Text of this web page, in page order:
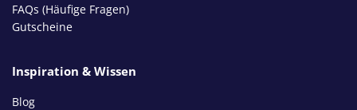
FAQs (Häufige Fragen)
Gutscheine
Inspiration & Wissen
Blog